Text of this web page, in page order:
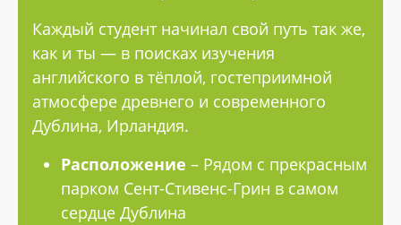
Каждый студент начинал свой путь так же,
как и ты — в поисках изучения
английского в тёплой, гостеприимной
атмосфере древнего и современного
Дублина, Ирландия.
Расположение – Рядом с прекрасным
парком Сент-Стивенс-Грин в самом
сердце Дублина